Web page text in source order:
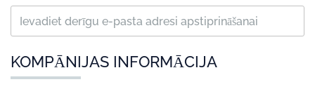
KOMPĀNIJAS INFORMĀCIJA